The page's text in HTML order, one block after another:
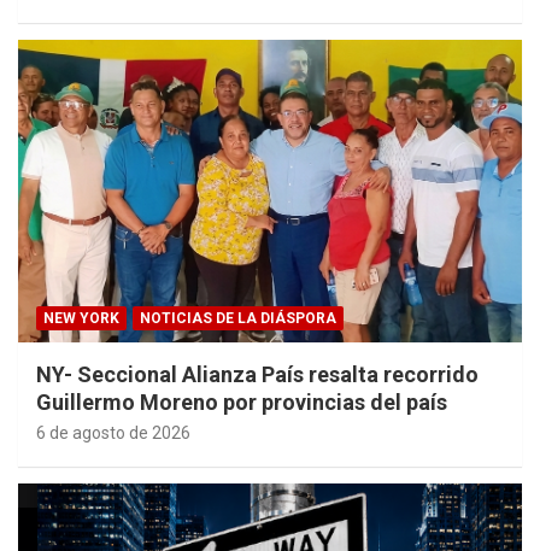
NEW YORK NOTICIAS DE LA DIÁSPORA
NY- Seccional Alianza País resalta recorrido
Guillermo Moreno por provincias del país
6 de agosto de 2026